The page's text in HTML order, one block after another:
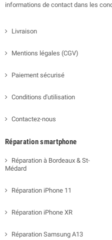
informations de contact dans les
Livraison
Mentions légales (CGV)
Paiement sécurisé
Conditions d'utilisation
Contactez-nous
Réparation smartphone
Réparation à Bordeaux & St-
Médard
Réparation iPhone 11
Réparation iPhone XR
Réparation Samsung A13